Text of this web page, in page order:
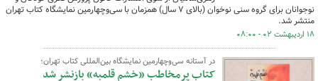
نوجوانان برای گروه سنی نوخوان (بالای ۷ سال) همزمان با سی‌وچهارمین نمایشگاه کتاب تهران
منتشر شد.
۱۸ اردیبهشت ۰۲ - ۰۸:۰۰
در آستانه سی‌وچهارمین نمایشگاه بین‌المللی کتاب تهران؛
کتاب پرمخاطب «خشم قلمبه» بازنشر شد